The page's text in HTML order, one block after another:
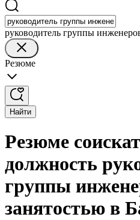
руководитель группы
Резюме
Найти
Резюме
должность
группы
занятостью в